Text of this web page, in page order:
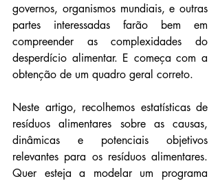
governos, organismos mundiais, e outras
partes interessadas farão bem em
compreender as complexidades do
desperdício alimentar. E começa com a
obtenção de um quadro geral correto.
Neste artigo, recolhemos estatísticas de
resíduos alimentares sobre as causas,
dinâmicas e potenciais objetivos
relevantes para os resíduos alimentares.
Quer esteja a modelar um programa